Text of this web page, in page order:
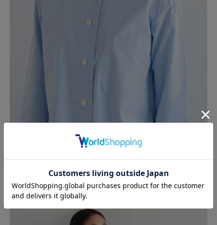
シンプルながらも清潔感のある首元の詰まった丸襟のデ
ザインに、大きめの胸ポケットが付いた前開きのシャ